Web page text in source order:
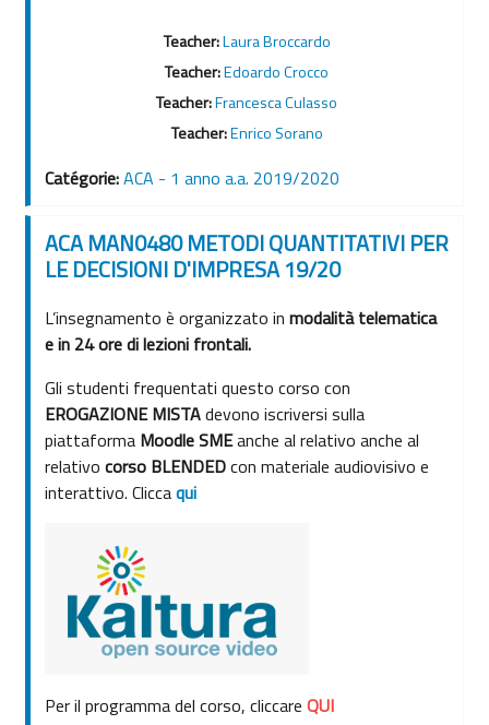
Teacher:Laura Broccardo
Teacher:Edoardo Crocco
Teacher:Francesca Culasso
Teacher:Enrico Sorano
Catégorie:ACA - 1 anno a.a. 2019/2020
ACA MAN0480 METODI QUANTITATIVI PER
LE DECISIONI D'IMPRESA 19/20
L’insegnamento è organizzato in modalità telematica
e in 24 ore di lezioni frontali.
Gli studenti frequentati questo corso con
EROGAZIONE MISTAdevono iscriversi sulla
piattaforma Moodle SMEanche al relativo anche al
relativo corso BLENDEDcon materiale audiovisivo e
interattivo. Cliccaqui
Per il programma del corso, cliccare QUI